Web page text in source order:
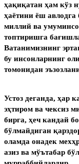
ҳақиқатан ҳам кўз
ҳаётини ёш
миллий ва
топтиришга
Ватанимизнинг
бу инсонларнинг
томонидан
Устоз деганда, ҳар
эҳтиром ва чексиз
бирга, ҳеч кандай
бўлмайдиган
оламда онадек
азиз ва мўътабар